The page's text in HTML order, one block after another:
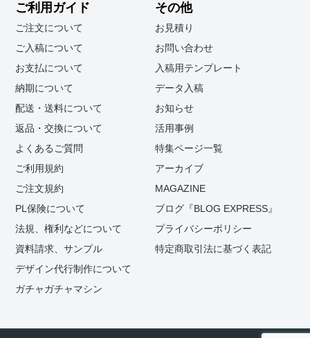
ご利用ガイド
ご注文について
ご入稿について
お支払について
納期について
配送・送料について
返品・交換について
よくあるご質問
ご利用規約
ご注文規約
PL保険について
法規、権利などについて
資料請求、サンプル
デザイン代行制作について
ガチャガチャマシン
その他
お見積り
お問い合わせ
入稿用テンプレート
データ入稿
お知らせ
活用事例
特集ページ一覧
アーカイブ
MAGAZINE
ブログ『BLOG EXPRESS』
プライバシーポリシー
特定商取引法に基づく表記